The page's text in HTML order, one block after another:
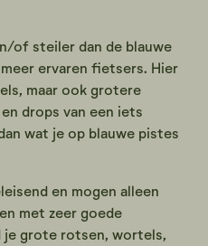
of steiler dan de blauwe
ervaren fietsers. Hier
maar ook grotere
drops van een iets
wat je op blauwe pistes
en mogen alleen
met zeer goede
je grote rotsen, wortels,